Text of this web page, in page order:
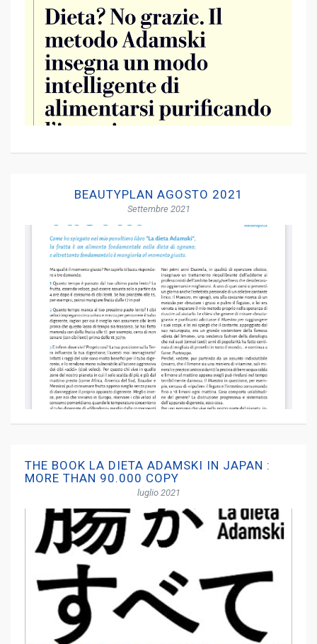
BEAUTYPLAN AGOSTO 2021
Settembre 2021
THE BOOK LA DIETA ADAMSKI IN JAPAN :
MORE THAN 90.000 COPY
luglio 2021